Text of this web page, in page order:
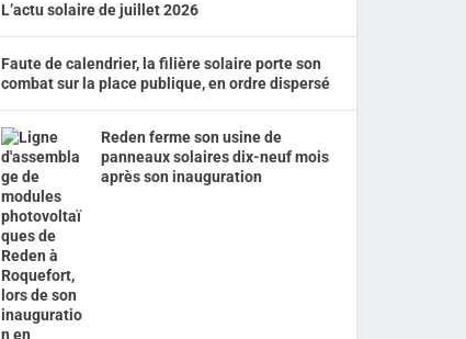
L’actu solaire de juillet 2026
Faute de calendrier, la filière solaire porte son
combat sur la place publique, en ordre dispersé
Reden ferme son usine de
panneaux solaires dix-neuf mois
après son inauguration